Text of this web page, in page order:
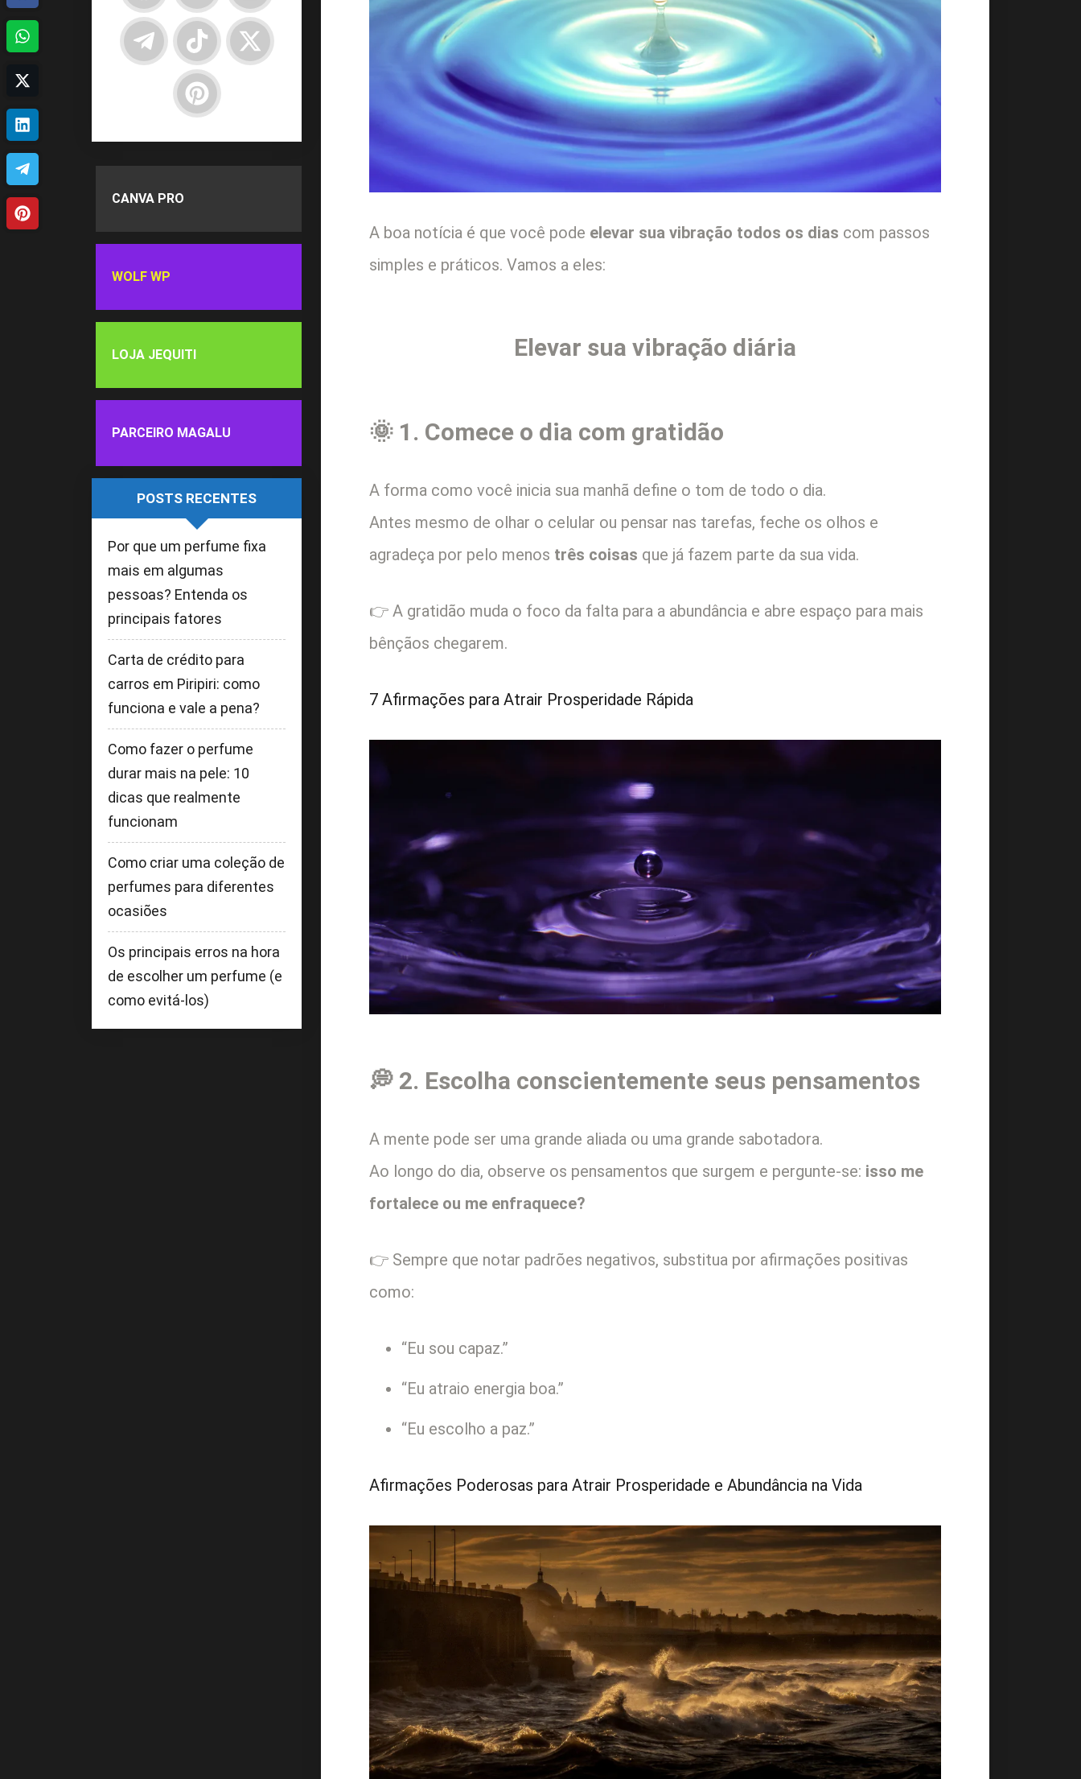
A boa notícia é que você pode elevar sua vibração todos os dias com passos
simples e práticos. Vamos a eles:
Elevar sua vibração diária
🌞 1. Comece o dia com gratidão
A forma como você inicia sua manhã define o tom de todo o dia.
Antes mesmo de olhar o celular ou pensar nas tarefas, feche os olhos e
agradeça por pelo menos três coisas que já fazem parte da sua vida.
👉 A gratidão muda o foco da falta para a abundância e abre espaço para mais
bênçãos chegarem.
7 Afirmações para Atrair Prosperidade Rápida
💭 2. Escolha conscientemente seus pensamentos
A mente pode ser uma grande aliada ou uma grande sabotadora.
Ao longo do dia, observe os pensamentos que surgem e pergunte-se: isso me
fortalece ou me enfraquece?
👉 Sempre que notar padrões negativos, substitua por afirmações positivas
como:
“Eu sou capaz.”
“Eu atraio energia boa.”
“Eu escolho a paz.”
Afirmações Poderosas para Atrair Prosperidade e Abundância na Vida
CANVA PRO
WOLF WP
LOJA JEQUITI
PARCEIRO MAGALU
POSTS RECENTES
Por que um perfume fixa
mais em algumas
pessoas? Entenda os
principais fatores
Carta de crédito para
carros em Piripiri: como
funciona e vale a pena?
Como fazer o perfume
durar mais na pele: 10
dicas que realmente
funcionam
Como criar uma coleção de
perfumes para diferentes
ocasiões
Os principais erros na hora
de escolher um perfume (e
como evitá-los)